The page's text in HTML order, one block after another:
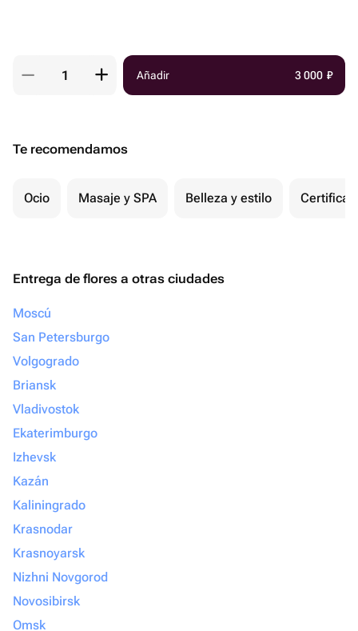
Añadir 3 000 ₽
Te recomendamos
Ocio Masaje y SPA Belleza y estilo
Entrega de flores a otras ciudades
Moscú
San Petersburgo
Volgogrado
Briansk
Vladivostok
Ekaterimburgo
Izhevsk
Kazán
Kaliningrado
Krasnodar
Krasnoyarsk
Nizhni Novgorod
Novosibirsk
Omsk